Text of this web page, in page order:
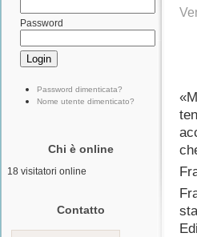
Password
Password dimenticata?
Nome utente dimenticato?
Chi è online
18 visitatori online
Contatto